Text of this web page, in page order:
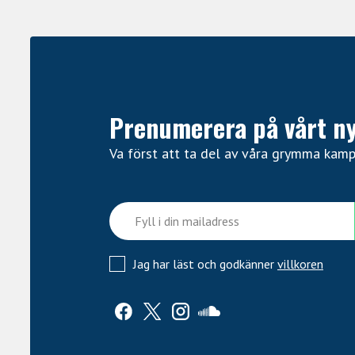
Prenumerera på vårt
Va först att ta del av våra grymma
Jag har läst och godkänner villkoren